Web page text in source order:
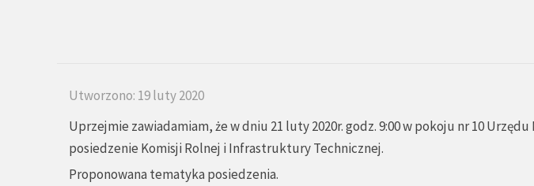
Utworzono: 19 luty 2020
Uprzejmie zawiadamiam, że w dniu 21 luty 2020r. godz. 9:00 w pokoju nr 10
posiedzenie Komisji Rolnej i Infrastruktury Technicznej.
Proponowana tematyka posiedzenia.